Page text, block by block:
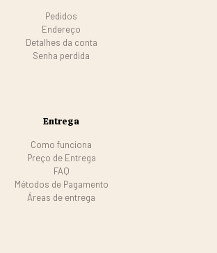
Pedidos
Endereço
Detalhes da conta
Senha perdida
Entrega
Como funciona
Preço de Entrega
FAQ
Métodos de Pagamento
Áreas de entrega